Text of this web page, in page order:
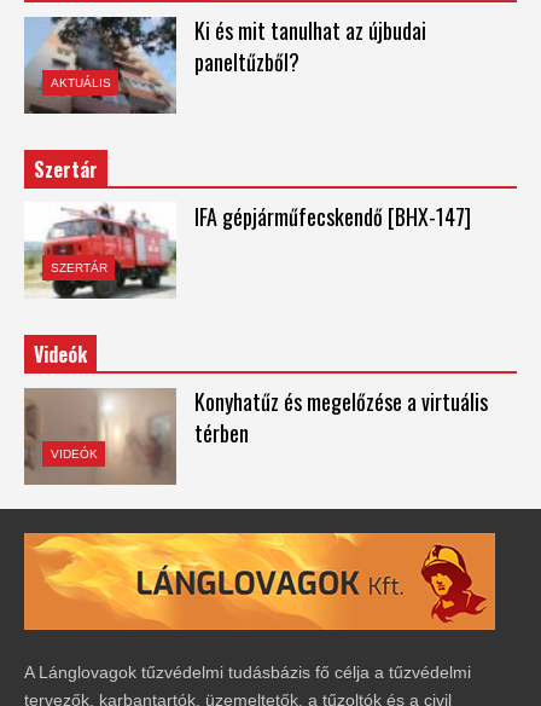
AKTUÁLIS
Ki és mit tanulhat az újbudai
paneltűzből?
Szertár
SZERTÁR
IFA gépjárműfecskendő [BHX-147]
Videók
VIDEÓK
Konyhatűz és megelőzése a virtuális
térben
A Lánglovagok tűzvédelmi tudásbázis fő célja a tűzvédelmi
tervezők, karbantartók, üzemeltetők, a tűzoltók és a civil